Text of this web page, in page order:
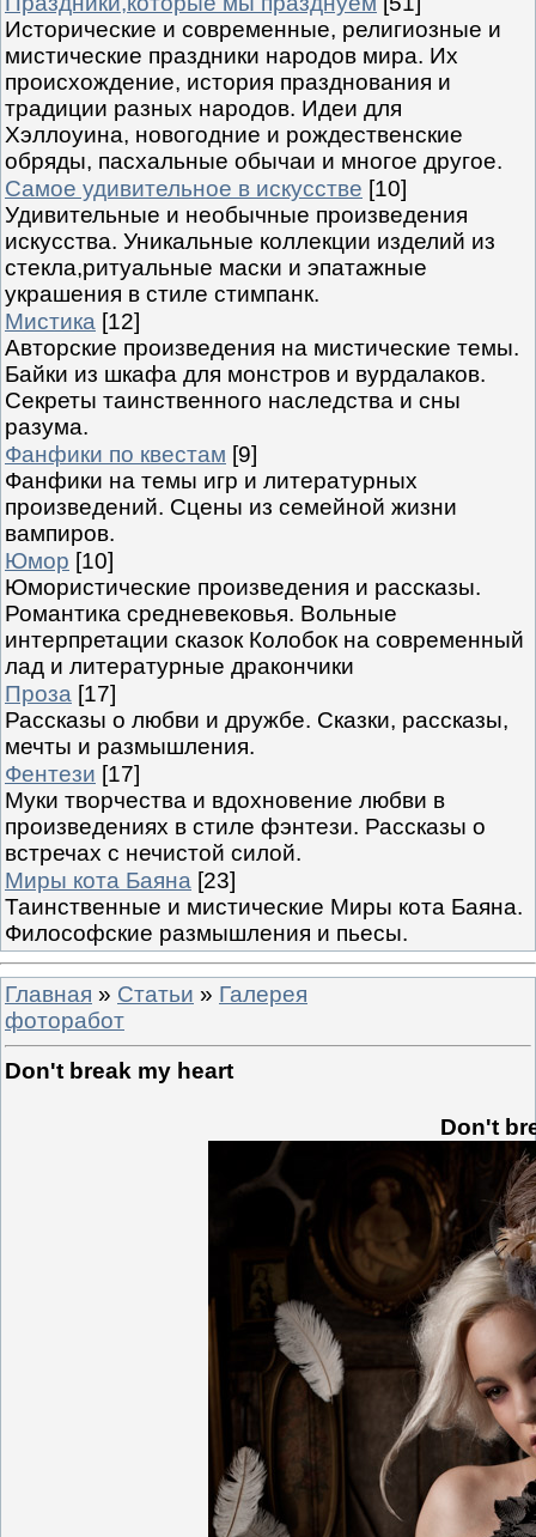
Исторические и современные, религиозные и
мистические праздники народов мира. Их
происхождение, история празднования и
традиции разных народов. Идеи для
Хэллоуина, новогодние и рождественские
обряды, пасхальные обычаи и многое другое.
Самое удивительное в искусстве [10]
Удивительные и необычные произведения
искусства. Уникальные коллекции изделий из
стекла,ритуальные маски и эпатажные
украшения в стиле стимпанк.
Мистика [12]
Авторские произведения на мистические темы.
Байки из шкафа для монстров и вурдалаков.
Секреты таинственного наследства и сны
разума.
Фанфики по квестам [9]
Фанфики на темы игр и литературных
произведений. Сцены из семейной жизни
вампиров.
Юмор [10]
Юмористические произведения и рассказы.
Романтика средневековья. Вольные
интерпретации сказок Колобок на современный
лад и литературные дракончики
Проза [17]
Рассказы о любви и дружбе. Сказки, рассказы,
мечты и размышления.
Фентези [17]
Муки творчества и вдохновение любви в
произведениях в стиле фэнтези. Рассказы о
встречах с нечистой силой.
Миры кота Баяна [23]
Таинственные и мистические Миры кота Баяна.
Философские размышления и пьесы.
Главная » Статьи » Галерея
фоторабот
Don't break my heart
Don't